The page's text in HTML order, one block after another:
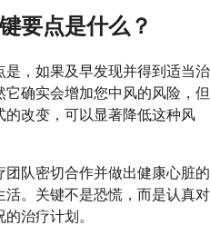
要点是什么？
，如果及早发现并得到适当治
确实会增加您中风的风险，但
改变，可以显著降低这种风
队密切合作并做出健康心脏的
。关键不是恐慌，而是认真对
治疗计划。